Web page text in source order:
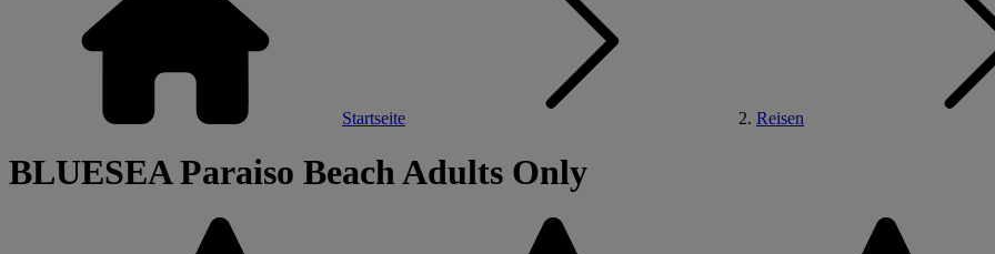
Startseite Reisen
BLUESEA Paraiso Beach Adults Only